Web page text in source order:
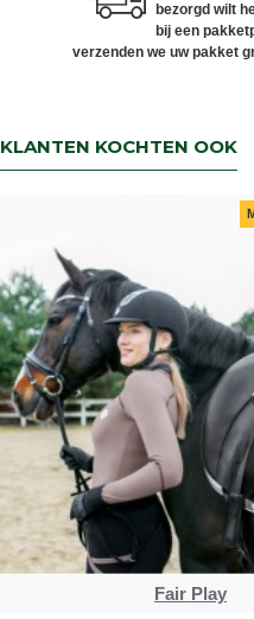
bezorgd wilt
bij een
verzenden we uw pakket
KLANTEN KOCHTEN OOK
Fair Play